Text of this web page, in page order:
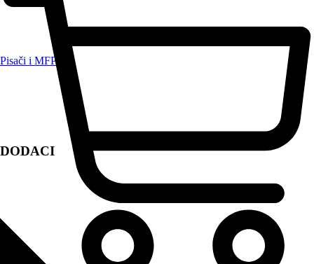
Pisači i MFP
DODACI